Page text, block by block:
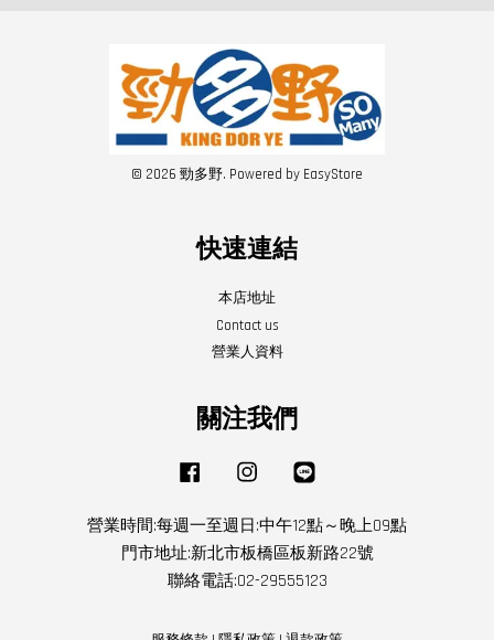
© 2026 勁多野. Powered by EasyStore
快速連結
本店地址
Contact us
營業人資料
關注我們
Facebook Instagram
營業時間:每週一至週日:中午12點～晚上09點
門市地址:新北市板橋區板新路22號
聯絡電話:02-29555123